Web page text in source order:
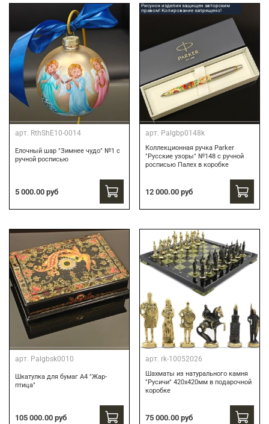
арт. RthShE10-0014
Елочный шар "Зимнее чудо" №1 с
ручной росписью
5 000.00 руб
Рисунок изделия защищен авторским
правом! Копирование запрещено!
арт. Palgbp0148k
Коллекционная ручка Parker
"Русские узоры" №148 с ручной
росписью Палех в коробке
12 000.00 руб
арт. Palgbsk0010
Шкатулка для бумаг А4 "Жар-
птица"
105 000.00 руб
арт. rk-10052026
Шахматы из натурального камня
"Русичи" 420х420мм в подарочной
коробке
75 000.00 руб